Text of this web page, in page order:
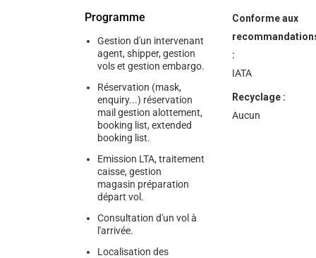
Programme
Gestion d'un intervenant
agent, shipper, gestion
vols et gestion embargo.
Réservation (mask,
enquiry...) réservation
mail gestion alottement,
booking list, extended
booking list.
Emission LTA, traitement
caisse, gestion
magasin préparation
départ vol.
Consultation d'un vol à
l'arrivée.
Localisation des
Conforme aux
:
IATA
Recyclage :
Aucun